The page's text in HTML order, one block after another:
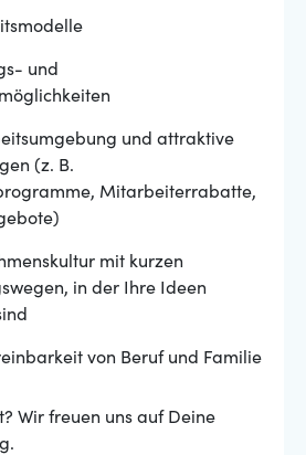
und
und attraktive
(z. B.
Mitarbeiterrabatte,
mit kurzen
in der Ihre Ideen
von Beruf und Familie
Wir freuen uns auf Deine